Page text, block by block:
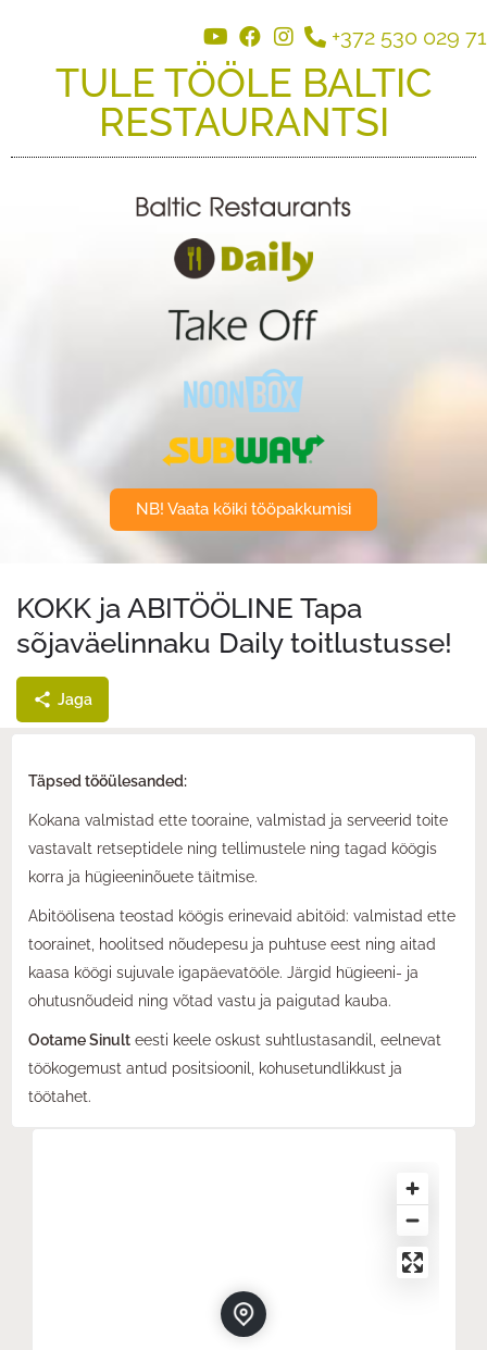
+372 530 029 71
TULE TÖÖLE BALTIC
RESTAURANTSI
NB! Vaata kõiki tööpakkumisi
KOKK ja ABITÖÖLINE Tapa
sõjaväelinnaku Daily toitlustusse!
Jaga
Täpsed tööülesanded:
Kokana valmistad ette tooraine, valmistad ja serveerid toite
vastavalt retseptidele ning tellimustele ning tagad köögis
korra ja hügieeninõuete täitmise.
Abitöölisena teostad köögis erinevaid abitöid: valmistad ette
toorainet, hoolitsed nõudepesu ja puhtuse eest ning aitad
kaasa köögi sujuvale igapäevatööle. Järgid hügieeni- ja
ohutusnõudeid ning võtad vastu ja paigutad kauba.
Ootame Sinult eesti keele oskust suhtlustasandil, eelnevat
töökogemust antud positsioonil, kohusetundlikkust ja
töötahet.